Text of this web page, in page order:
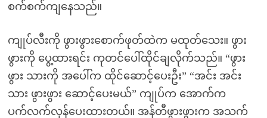
စက်စက်ကျနေသည်။
ကျုပ်လီးကို ဖွားဖွားစောက်ဖုတ်ထဲက မထုတ်သေး။ ဖွား
ဖွားကို ပွေ့ထားရင်း ကုတင်ပေါ်ထိုင်ချလိုက်သည်။ “ဖွား
ဖွား သားကို အပေါ်က ထိုင်ဆောင့်ပေးဦး” “အင်း အင်း
သား ဖွားဖွား ဆောင့်ပေးမယ်” ကျုပ်က အောက်က
ပက်လက်လှန်ပေးထားတယ်။ အန်တီဖွားဖွားက အသက်